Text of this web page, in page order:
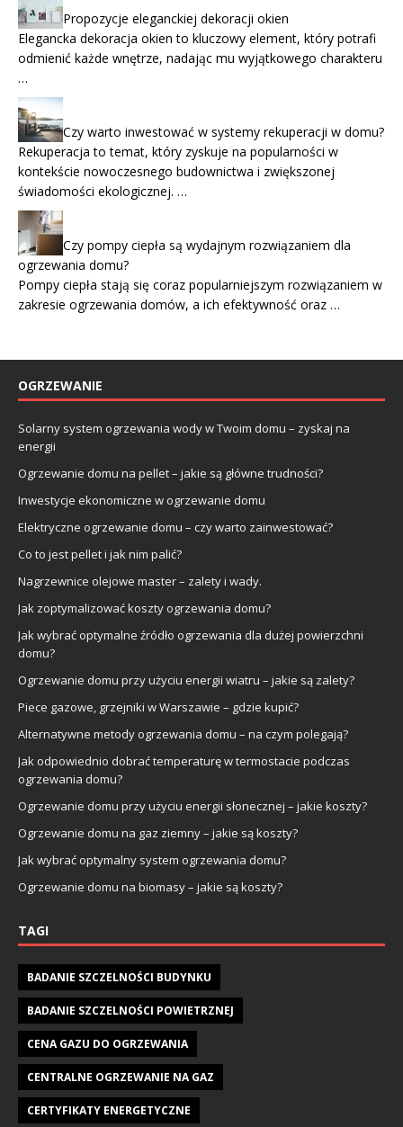
Propozycje eleganckiej dekoracji okien
Elegancka dekoracja okien to kluczowy element, który potrafi
odmienić każde wnętrze, nadając mu wyjątkowego charakteru
…
Czy warto inwestować w systemy rekuperacji w domu?
Rekuperacja to temat, który zyskuje na popularności w
kontekście nowoczesnego budownictwa i zwiększonej
świadomości ekologicznej. …
Czy pompy ciepła są wydajnym rozwiązaniem dla
ogrzewania domu?
Pompy ciepła stają się coraz popularniejszym rozwiązaniem w
zakresie ogrzewania domów, a ich efektywność oraz …
OGRZEWANIE
Solarny system ogrzewania wody w Twoim domu – zyskaj na
energii
Ogrzewanie domu na pellet – jakie są główne trudności?
Inwestycje ekonomiczne w ogrzewanie domu
Elektryczne ogrzewanie domu – czy warto zainwestować?
Co to jest pellet i jak nim palić?
Nagrzewnice olejowe master – zalety i wady.
Jak zoptymalizować koszty ogrzewania domu?
Jak wybrać optymalne źródło ogrzewania dla dużej powierzchni
domu?
Ogrzewanie domu przy użyciu energii wiatru – jakie są zalety?
Piece gazowe, grzejniki w Warszawie – gdzie kupić?
Alternatywne metody ogrzewania domu – na czym polegają?
Jak odpowiednio dobrać temperaturę w termostacie podczas
ogrzewania domu?
Ogrzewanie domu przy użyciu energii słonecznej – jakie koszty?
Ogrzewanie domu na gaz ziemny – jakie są koszty?
Jak wybrać optymalny system ogrzewania domu?
Ogrzewanie domu na biomasy – jakie są koszty?
TAGI
BADANIE SZCZELNOŚCI BUDYNKU
BADANIE SZCZELNOŚCI POWIETRZNEJ
CENA GAZU DO OGRZEWANIA
CENTRALNE OGRZEWANIE NA GAZ
CERTYFIKATY ENERGETYCZNE